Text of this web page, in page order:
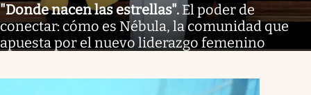
"Donde nacen las estrellas". El poder de
conectar: cómo es Nébula, la comunidad que
apuesta por el nuevo liderazgo femenino